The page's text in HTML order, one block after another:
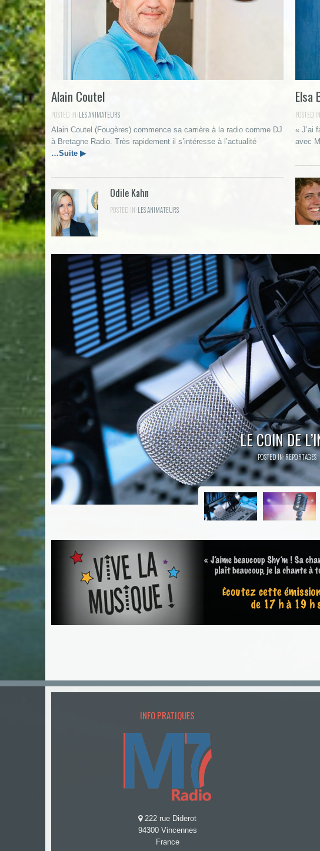
Alain Coutel
POSTED IN:LES ANIMATEURS
Alain Coutel (Fougères) commence sa carrière à la radio comme DJ
à Bretagne Radio. Très rapidement il s’intéresse à l’actualité
…Suite ▶
Odile Kahn
POSTED IN:LES ANIMATEURS
Elsa
POSTED
« J’ai
avec
SALUT LES
POSTED IN:REPORTAGES
INFO PRATIQUES
222 rue Diderot
94300 Vincennes
France